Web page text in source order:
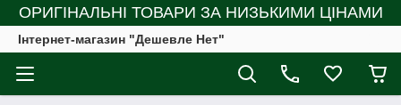
ОРИГІНАЛЬНІ ТОВАРИ ЗА НИЗЬКИМИ ЦІНАМИ
Інтернет-магазин "Дешевле Нет"